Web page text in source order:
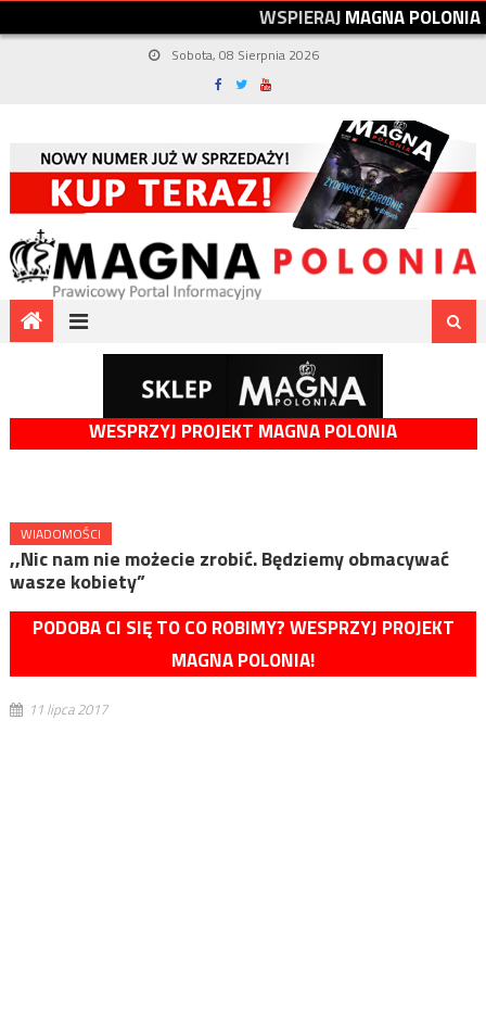
WSPIERAJMAGNAPOLONIA
Sobota, 08 Sierpnia 2026
WESPRZYJ PROJEKT MAGNA POLONIA
WIADOMOŚCI
,,Nic nam nie możecie zrobić. Będziemy obmacywać
wasze kobiety”
PODOBA CI SIĘ TO CO ROBIMY? WESPRZYJ PROJEKT
MAGNA POLONIA!
11 lipca 2017